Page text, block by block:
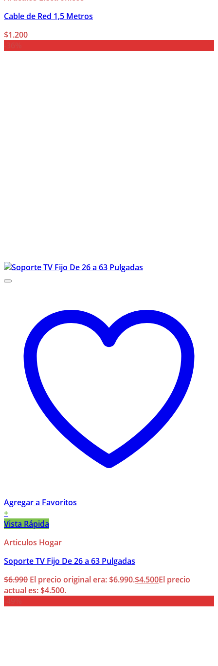
Cable de Red 1,5 Metros
$1.200
Agregar a Favoritos
+
Vista Rápida
Articulos Hogar
Soporte TV Fijo De 26 a 63 Pulgadas
$6.990 El precio original era: $6.990.$4.500El precio
actual es: $4.500.